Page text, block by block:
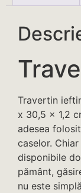
Travertin
x 30,5 x 1,2
adesea
caselor.
disponibile
pământ,
nu este